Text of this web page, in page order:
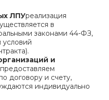
ЛПУреализация
в
законами 44-ФЗ,
и
договору и счету,
индивидуально